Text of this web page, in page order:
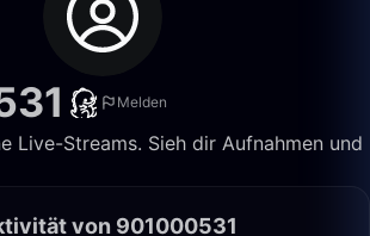
Melden
Live-Streams. Sieh dir Aufnahmen und
von 901000531